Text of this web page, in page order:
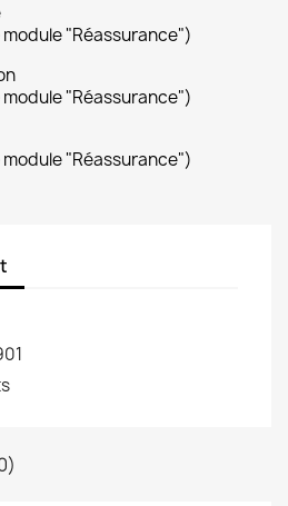
"Réassurance")
"Réassurance")
"Réassurance")